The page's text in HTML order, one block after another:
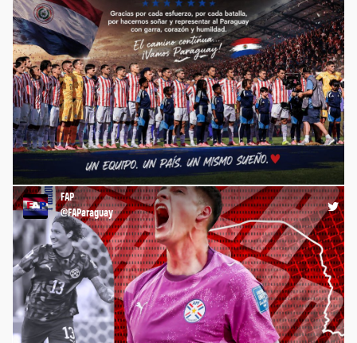
🇵🇾 GRACIAS, GUERREROS 👊🏻 https://t.co/iak8aLBgw8
21:19 04-07-26
FAP
@FAParaguay